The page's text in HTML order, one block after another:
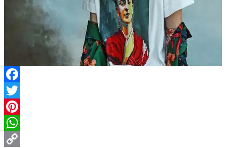
Facebook
Twitter
Pinterest
WhatsApp